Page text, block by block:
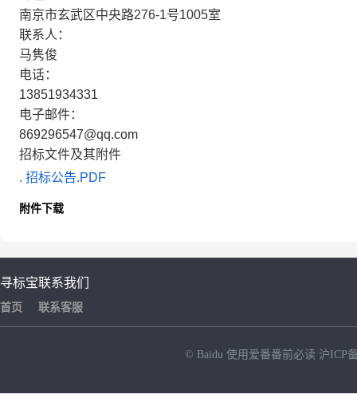
南京市玄武区中央路276-1号1005室
联系人：
马隽俊
电话：
13851934331
电子邮件：
869296547@qq.com
招标文件及其附件
. 招标公告.PDF
附件下载
寻标宝
首页
联系我们
联系客服
© Baidu 使用爱番番前必读 沪ICP